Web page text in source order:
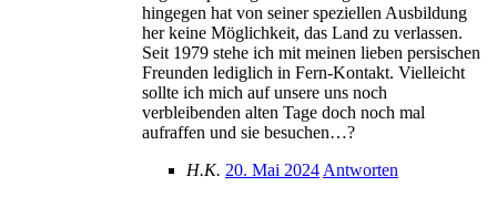
hingegen hat von seiner speziellen Ausbildung
her keine Möglichkeit, das Land zu verlassen.
Seit 1979 stehe ich mit meinen lieben persischen
Freunden lediglich in Fern-Kontakt. Vielleicht
sollte ich mich auf unsere uns noch
verbleibenden alten Tage doch noch mal
aufraffen und sie besuchen…?
H.K. 20. Mai 2024 Antworten